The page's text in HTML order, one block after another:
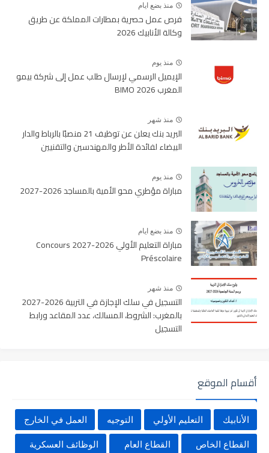
منذ بضع ايام
فرص عمل حصرية بمطارات المملكة عن طريق
وكالة الأنابيك 2026
منذ يوم
الإيميل الرسمي لإرسال طلب عمل إلى شركة بيمو
المغرب BIMO 2026
منذ شهر
البريد بنك يعلن عن توظيف 21 منصبًا بالرباط والدار
البيضاء لفائدة الأطر والمهندسين والتقنيين
منذ يوم
مباراة مؤطري محو الأمية بالمساجد 2026-2027
منذ بضع ايام
مباراة التعليم الأولي 2026-2027 Concours
Préscolaire
منذ شهر
التسجيل في سلك الإجازة في التربية 2026-2027
بالمغرب: الشروط، المسالك، عدد المقاعد ورابط
التسجيل
أقسام الموقع
الأنابيك التعليم الأولي التوجيه العمل في الخارج
القطاع الخاص القطاع العام الوظائف العسكرية